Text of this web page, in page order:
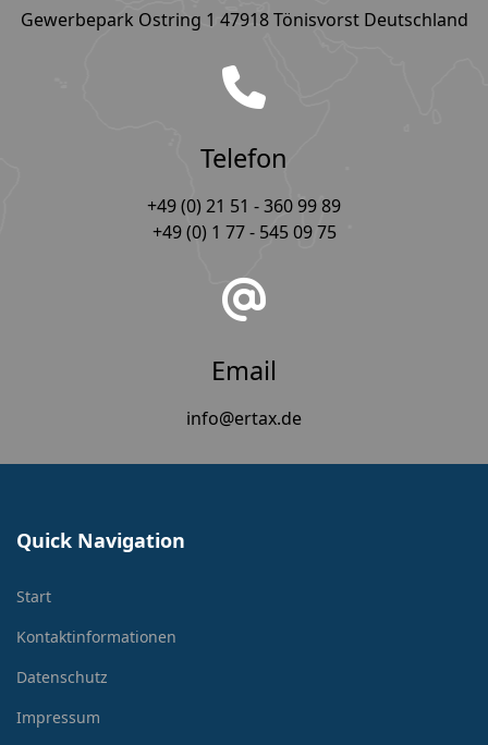
Gewerbepark Ostring 1 47918 Tönisvorst Deutschland
Telefon
+49 (0) 21 51 - 360 99 89
+49 (0) 1 77 - 545 09 75
Email
info@ertax.de
Quick Navigation
Start
Kontaktinformationen
Datenschutz
Impressum